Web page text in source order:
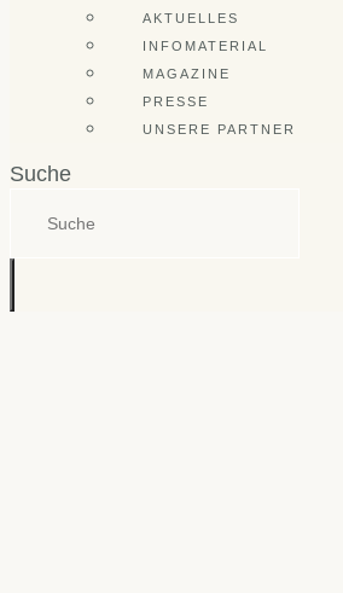
AKTUELLES
INFOMATERIAL
MAGAZINE
PRESSE
UNSERE PARTNER
Suche